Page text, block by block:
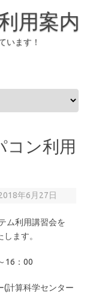
用案内
います！
コン利用
年6月27日
ム利用講習会を
ます。
16：00
計算科学センター